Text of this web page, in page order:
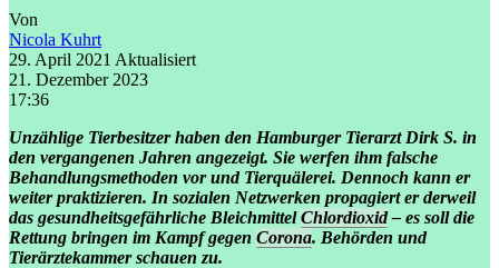
Von
Nicola Kuhrt
29. April 2021 Aktualisiert
21. Dezember 2023
17:36
Unzählige Tierbesitzer haben den Hamburger Tierarzt Dirk S. in
den vergangenen Jahren angezeigt. Sie werfen ihm falsche
Behandlungsmethoden vor und Tierquälerei. Dennoch kann er
weiter praktizieren. In sozialen Netzwerken propagiert er derweil
das gesundheitsgefährliche BleichmittelChlordioxid– es soll die
Rettung bringen im Kampf gegen Corona. Behörden und
Tierärztekammer schauen zu.